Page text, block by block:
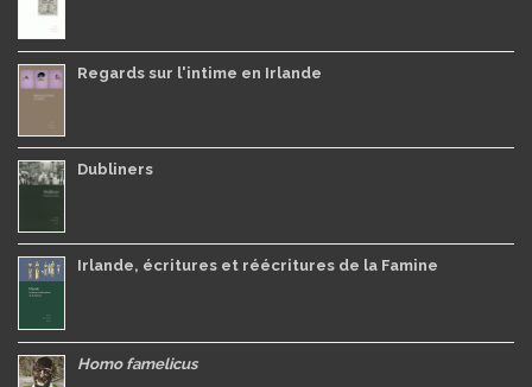
Regards sur l'intime en Irlande
Dubliners
Irlande, écritures et réécritures de la Famine
Homo famelicus